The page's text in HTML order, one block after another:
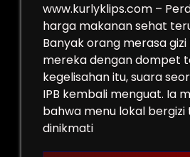
www.kurlyklips.com –
harga makanan sehat
Banyak orang merasa
mereka dengan dompet
kegelisahan itu, suara
IPB kembali menguat. Ia
bahwa menu lokal
dinikmati